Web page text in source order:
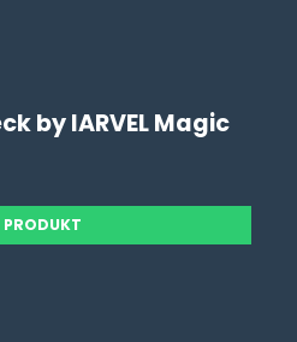
by IARVEL Magic
PRODUKT